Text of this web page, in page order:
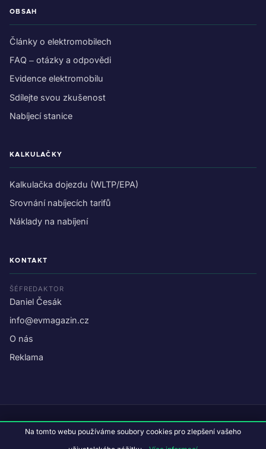
OBSAH
Články o elektromobilech
FAQ – otázky a odpovědi
Evidence elektromobilu
Sdílejte svou zkušenost
Nabíjecí stanice
KALKULAČKY
Kalkulačka dojezdu (WLTP/EPA)
Srovnání nabíjecích tarifů
Náklady na nabíjení
KONTAKT
ŠÉFREDAKTOR
Daniel Česák
info@evmagazin.cz
O nás
Reklama
© 2026 EV Magazin.Podmínky a ochrana dat.
Na tomto webu používáme soubory cookies pro zlepšení vašeho